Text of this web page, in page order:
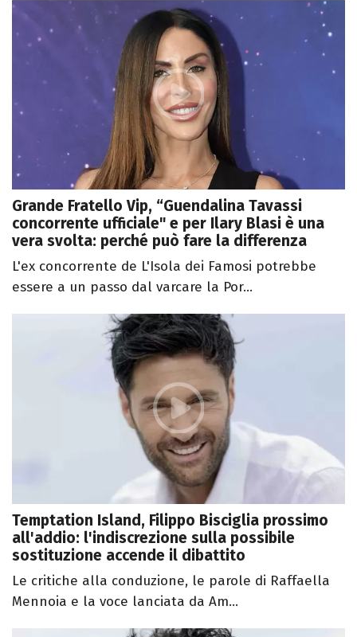
Grande Fratello Vip, “Guendalina Tavassi
concorrente ufficiale" e per Ilary Blasi è una
vera svolta: perché può fare la differenza
L'ex concorrente de L'Isola dei Famosi potrebbe
essere a un passo dal varcare la Por...
Temptation Island, Filippo Bisciglia prossimo
all'addio: l'indiscrezione sulla possibile
sostituzione accende il dibattito
Le critiche alla conduzione, le parole di Raffaella
Mennoia e la voce lanciata da Am...